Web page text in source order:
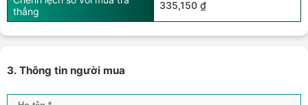
thẳng
335,150 ₫
3. Thông tin người mua